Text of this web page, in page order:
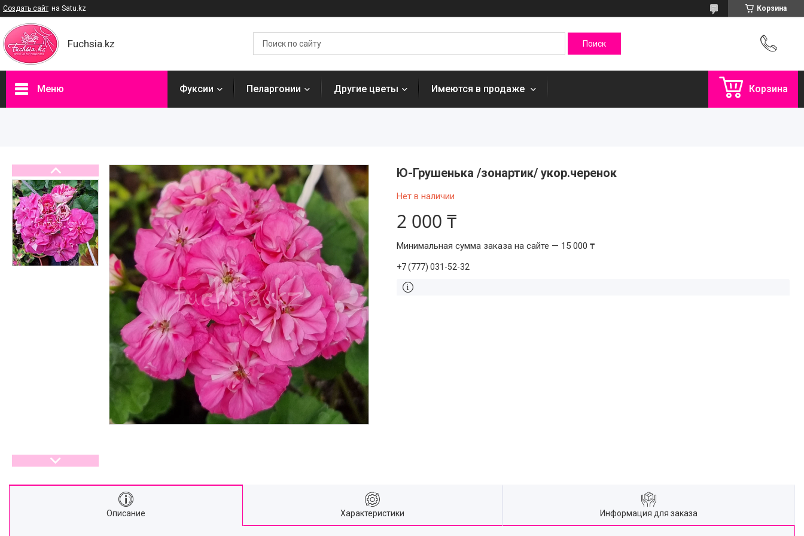
Создать сайт на Satu.kz Корзина
Fuchsia.kz
Меню Фуксии Пеларгонии Другие цветы Имеются в продаже Корзина
Ю-Грушенька /зонартик/ укор.черенок
Нет в наличии
2 000 ₸
Минимальная сумма заказа на сайте — 15 000 ₸
+7 (777) 031-52-32
Описание Характеристики Информация для заказа